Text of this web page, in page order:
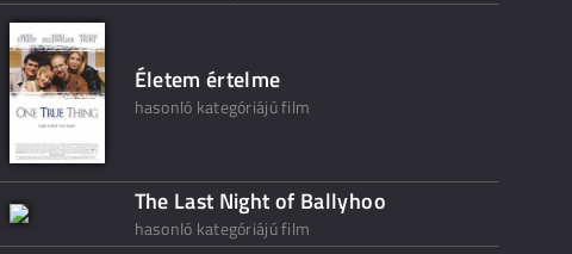
Életem értelme
hasonló kategóriájú film
The Last Night of Ballyhoo
hasonló kategóriájú film